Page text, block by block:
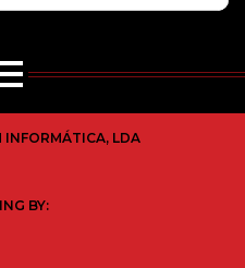
INFORMÁTICA, LDA
BY: